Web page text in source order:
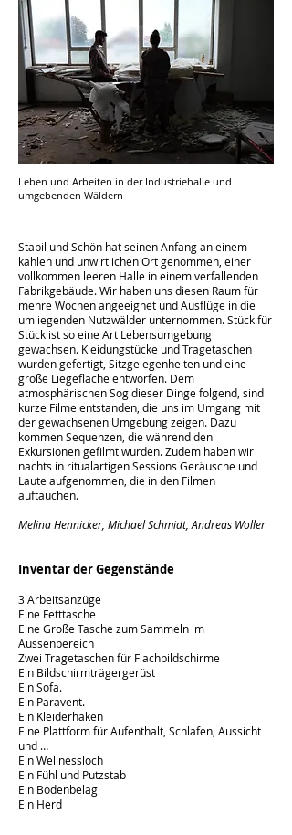
Stabil und Schön hat seinen Anfang an einem
kahlen und unwirtlichen Ort genommen, einer
vollkommen leeren Halle in einem verfallenden
Fabrikgebäude. Wir haben uns diesen Raum für
mehre Wochen angeeignet und Ausflüge in die
umliegenden Nutzwälder unternommen. Stück für
Stück ist so eine Art Lebensumgebung
gewachsen. Kleidungstücke und Tragetaschen
wurden gefertigt, Sitzgelegenheiten und eine
große Liegefläche entworfen. Dem
atmosphärischen Sog dieser Dinge folgend, sind
kurze Filme entstanden, die uns im Umgang mit
der gewachsenen Umgebung zeigen. Dazu
kommen Sequenzen, die während den
Exkursionen gefilmt wurden. Zudem haben wir
nachts in ritualartigen Sessions Geräusche und
Laute aufgenommen, die in den Filmen
auftauchen.
Melina Hennicker, Michael Schmidt, Andreas Woller
Inventar der Gegenstände
3 Arbeitsanzüge
Eine Fetttasche
Eine Große Tasche zum Sammeln im
Aussenbereich
Zwei Tragetaschen für Flachbildschirme
Ein Bildschirmträgergerüst
Ein Sofa.
Ein Paravent.
Ein Kleiderhaken
Eine Plattform für Aufenthalt, Schlafen, Aussicht
und …
Ein Wellnessloch
Ein Fühl und Putzstab
Ein Bodenbelag
Ein Herd
Leben und Arbeiten in der Industriehalle und
umgebenden Wäldern